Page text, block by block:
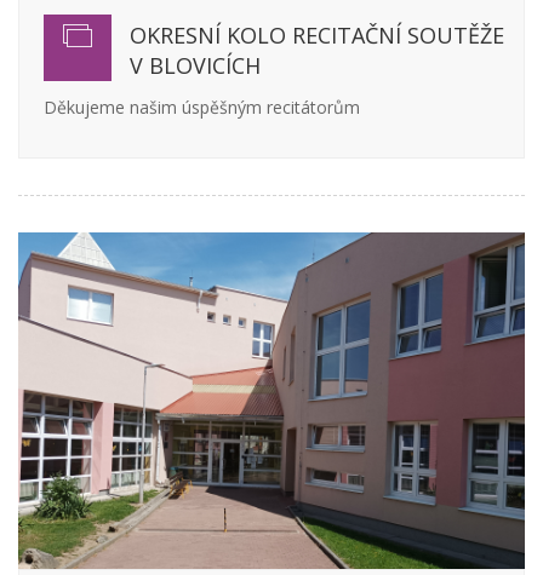
OKRESNÍ KOLO RECITAČNÍ SOUTĚŽE
V BLOVICÍCH
Děkujeme našim úspěšným recitátorům